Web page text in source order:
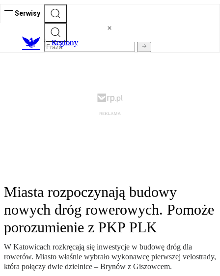
Serwisy
Regiony
Miasta rozpoczynają budowy
nowych dróg rowerowych. Pomoże
porozumienie z PKP PLK
W Katowicach rozkręcają się inwestycje w budowę dróg dla
rowerów. Miasto właśnie wybrało wykonawcę pierwszej velostrady,
która połączy dwie dzielnice – Brynów z Giszowcem.